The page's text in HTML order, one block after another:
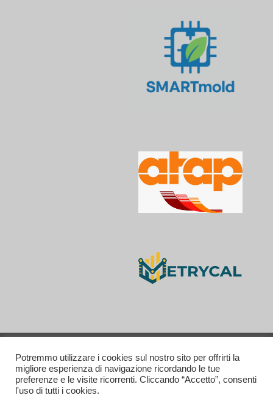
Privacy and Cookie policy
Contatti
Potremmo utilizzare i cookies sul nostro sito per offrirti la
migliore esperienza di navigazione ricordando le tue
preferenze e le visite ricorrenti. Cliccando “Accetto”, consenti
l'uso di tutti i cookies.